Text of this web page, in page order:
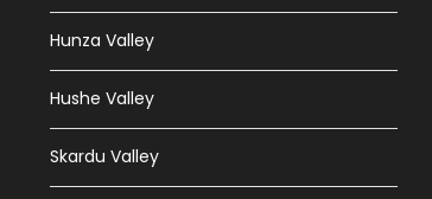
Hunza Valley
Hushe Valley
Skardu Valley